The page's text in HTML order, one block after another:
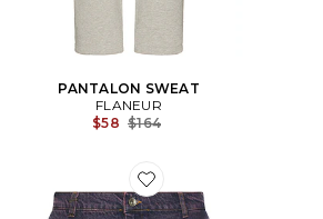
PANTALON SWEAT
FLANEUR
$58 Previous price:
$164
Favorite SHORT